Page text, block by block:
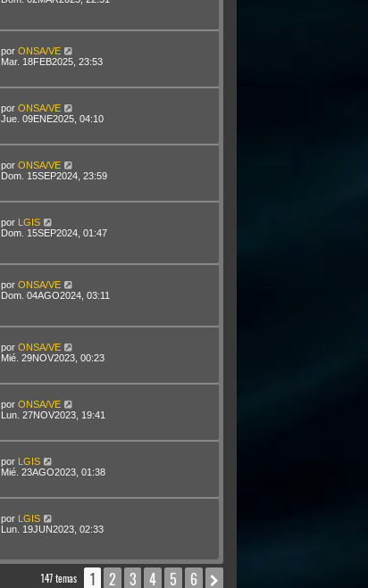
por ONSA/VE
Mar. 18FEB2025, 23:53
por ONSA/VE
Jue. 09ENE2025, 04:10
por ONSA/VE
Dom. 15SEP2024, 23:59
por LGIS
Dom. 15SEP2024, 01:47
por ONSA/VE
Dom. 04AGO2024, 03:11
por ONSA/VE
Mié. 29NOV2023, 00:23
por ONSA/VE
Lun. 27NOV2023, 19:41
por LGIS
Mié. 23AGO2023, 01:38
por LGIS
Lun. 19JUN2023, 02:33
147 temas 1 2 3 4 5 6